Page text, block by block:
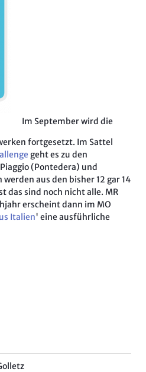
Im September wird die
fortgesetzt. Im Sattel
geht es zu den
(Pontedera) und
aus den bisher 12 gar 14
das sind noch nicht alle. MR
erscheint dann im MO
Italien' eine ausführliche